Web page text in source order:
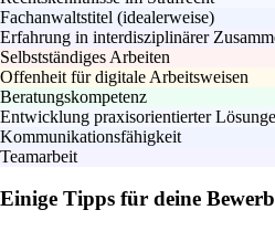
Fachanwaltstitel (idealerweise)
Erfahrung in interdisziplinärer
Selbstständiges Arbeiten
Offenheit für digitale Arbeitsweisen
Beratungskompetenz
Entwicklung praxisorientierter
Kommunikationsfähigkeit
Teamarbeit
Einige Tipps für deine